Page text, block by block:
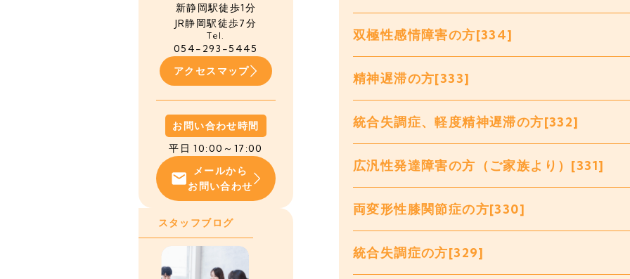
双極性感情障害の方[334]
精神遅滞の方[333]
統合失調症、軽度精神遅滞の方[332]
広汎性発達障害の方（ご家族より）[331]
両変形性膝関節症の方[330]
統合失調症の方[329]
新静岡駅徒歩1分
JR静岡駅徒歩7分
Tel.
054-293-5445
アクセスマップ
お問い合わせ時間
平日 10:00～17:00
メールから
お問い合わせ
スタッフブログ